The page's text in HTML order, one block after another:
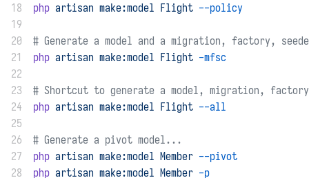
18
php artisan make:model Flight --policy
19
20
# Generate a model and a migration, factory,
21
php artisan make:model Flight -mfsc
22
23
# Shortcut to generate a model, migration,
24
php artisan make:model Flight --all
25
26
# Generate a pivot model...
27
php artisan make:model Member --pivot
28
php artisan make:model Member -p